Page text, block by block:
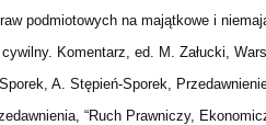
podmiotowych na majątkowe i
Komentarz, ed. M. Załucki,
A. Stępień-Sporek,
“Ruch Prawniczy,